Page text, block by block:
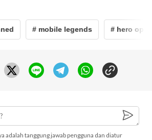
# mobile legends # hero op
adalah tanggung jawab pengguna dan diatur